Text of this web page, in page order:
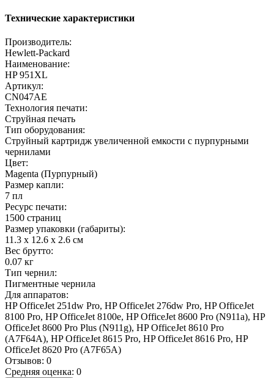
Технические характеристики
Производитель:
Hewlett-Packard
Наименование:
HP 951XL
Артикул:
CN047AE
Технология печати:
Струйная печать
Тип оборудования:
Струйный картридж увеличенной емкости с пурпурными
чернилами
Цвет:
Magenta (Пурпурный)
Размер капли:
7 пл
Ресурс печати:
1500 страниц
Размер упаковки (габариты):
11.3 x 12.6 x 2.6 cм
Вес брутто:
0.07 кг
Тип чернил:
Пигментные чернила
Для аппаратов:
HP OfficeJet 251dw Pro, HP OfficeJet 276dw Pro, HP OfficeJet
8100 Pro, HP OfficeJet 8100e, HP OfficeJet 8600 Pro (N911a), HP
OfficeJet 8600 Pro Plus (N911g), HP OfficeJet 8610 Pro
(A7F64A), HP OfficeJet 8615 Pro, HP OfficeJet 8616 Pro, HP
OfficeJet 8620 Pro (A7F65A)
Отзывов: 0
Средняя оценка: 0